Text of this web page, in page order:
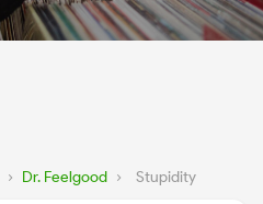
› Dr. Feelgood › Stupidity